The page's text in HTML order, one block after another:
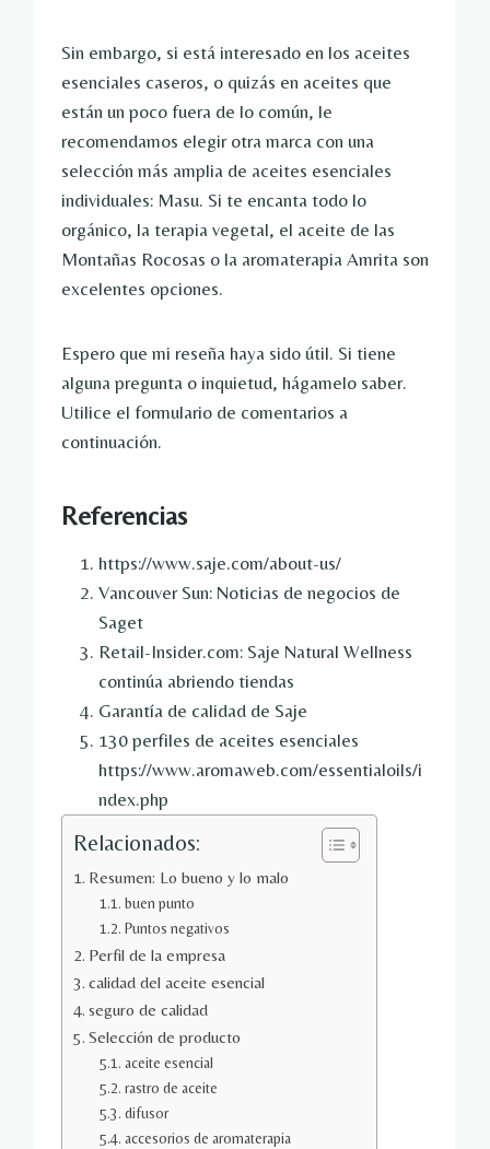
Sin embargo, si está interesado en los aceites
esenciales caseros, o quizás en aceites que
están un poco fuera de lo común, le
recomendamos elegir otra marca con una
selección más amplia de aceites esenciales
individuales: Masu. Si te encanta todo lo
orgánico, la terapia vegetal, el aceite de las
Montañas Rocosas o la aromaterapia Amrita son
excelentes opciones.
Espero que mi reseña haya sido útil. Si tiene
alguna pregunta o inquietud, hágamelo saber.
Utilice el formulario de comentarios a
continuación.
Referencias
https://www.saje.com/about-us/
Vancouver Sun: Noticias de negocios de
Saget
Retail-Insider.com: Saje Natural Wellness
continúa abriendo tiendas
Garantía de calidad de Saje
130 perfiles de aceites esenciales
https://www.aromaweb.com/essentialoils/i
ndex.php
Relacionados:
Resumen: Lo bueno y lo malo
buen punto
Puntos negativos
Perfil de la empresa
calidad del aceite esencial
seguro de calidad
Selección de producto
aceite esencial
rastro de aceite
difusor
accesorios de aromaterapia